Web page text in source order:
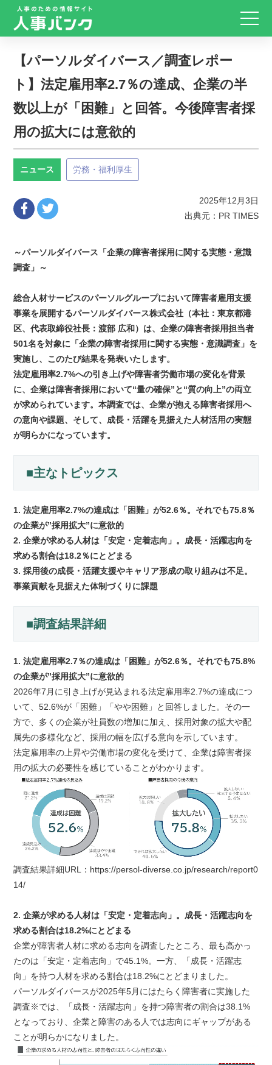
【パーソルダイバース／調査レポー
ト】法定雇用率2.7％の達成、企業の半
数以上が「困難」と回答。今後障害者採
用の拡大には意欲的
ニュース 労務・福利厚生
2025年12月3日
出典元：PR TIMES
～パーソルダイバース「企業の障害者採用に関する実態・意識
調査」～
総合人材サービスのパーソルグループにおいて障害者雇用支援
事業を展開するパーソルダイバース株式会社（本社：東京都港
区、代表取締役社長：渡部 広和）は、企業の障害者採用担当者
501名を対象に「企業の障害者採用に関する実態・意識調査」を
実施し、このたび結果を発表いたします。
法定雇用率2.7%への引き上げや障害者労働市場の変化を背景
に、企業は障害者採用において“量の確保”と“質の向上”の両立
が求められています。本調査では、企業が抱える障害者採用へ
の意向や課題、そして、成長・活躍を見据えた人材活用の実態
が明らかになっています。
■主なトピックス
1. 法定雇用率2.7%の達成は「困難」が52.6％。それでも75.8％
の企業が”採用拡大”に意欲的
2. 企業が求める人材は「安定・定着志向」。成長・活躍志向を
求める割合は18.2％にとどまる
3. 採用後の成長・活躍支援やキャリア形成の取り組みは不足。
事業貢献を見据えた体制づくりに課題
■調査結果詳細
1. 法定雇用率2.7％の達成は「困難」が52.6％。それでも75.8%
の企業が”採用拡大”に意欲的
2026年7月に引き上げが見込まれる法定雇用率2.7%の達成につ
いて、52.6%が「困難」「やや困難」と回答しました。その一
方で、多くの企業が社員数の増加に加え、採用対象の拡大や配
属先の多様化など、採用の幅を広げる意向を示しています。
法定雇用率の上昇や労働市場の変化を受けて、企業は障害者採
用の拡大の必要性を感じていることがわかります。
調査結果詳細URL：https://persol-diverse.co.jp/research/report0
14/
2. 企業が求める人材は「安定・定着志向」。成長・活躍志向を
求める割合は18.2%にとどまる
企業が障害者人材に求める志向を調査したところ、最も高かっ
たのは「安定・定着志向」で45.1%。一方、「成長・活躍志
向」を持つ人材を求める割合は18.2%にとどまりました。
パーソルダイバースが2025年5月にはたらく障害者に実施した
調査※では、「成長・活躍志向」を持つ障害者の割合は38.1%
となっており、企業と障害のある人では志向にギャップがある
ことが明らかになりました。